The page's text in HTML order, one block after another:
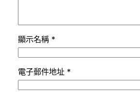
顯示名稱 *
電子郵件地址 *